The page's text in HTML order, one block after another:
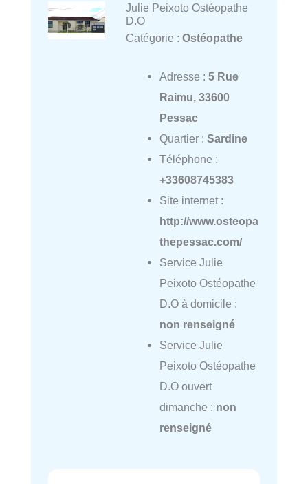
Julie Peixoto Ostéopathe
D.O
Catégorie : Ostéopathe
Adresse : 5 Rue
Raimu, 33600
Pessac
Quartier : Sardine
Téléphone :
+33608745383
Site internet :
http://www.osteopa
thepessac.com/
Service Julie
Peixoto Ostéopathe
D.O à domicile :
non renseigné
Service Julie
Peixoto Ostéopathe
D.O ouvert
dimanche : non
renseigné